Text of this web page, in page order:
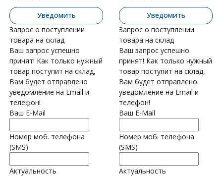
Уведомить
Запрос о поступлении
товара на склад
Ваш запрос успешно
принят! Как только нужный
товар поступит на склад,
Вам будет отправлено
уведомление на Email и
телефон!
Ваш E-Mail
Номер моб. телефона
(SMS)
Актуальность
Уведомить
Запрос о поступлении
товара на склад
Ваш запрос успешно
принят! Как только нужный
товар поступит на склад,
Вам будет отправлено
уведомление на Email и
телефон!
Ваш E-Mail
Номер моб. телефона
(SMS)
Актуальность